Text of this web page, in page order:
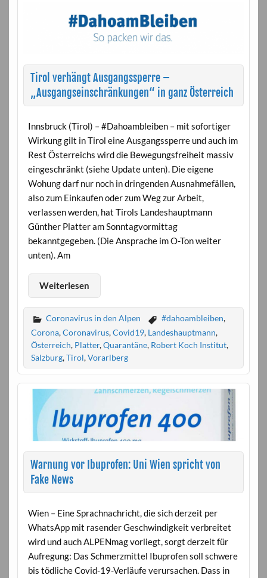
Tirol verhängt Ausgangssperre –
„Ausgangseinschränkungen“ in ganz Österreich
Innsbruck (Tirol) – #Dahoambleiben – mit sofortiger
Wirkung gilt in Tirol eine Ausgangssperre und auch im
Rest Österreichs wird die Bewegungsfreiheit massiv
eingeschränkt (siehe Update unten). Die eigene
Wohung darf nur noch in dringenden Ausnahmefällen,
also zum Einkaufen oder zum Weg zur Arbeit,
verlassen werden, hat Tirols Landeshauptmann
Günther Platter am Sonntagvormittag
bekanntgegeben. (Die Ansprache im O-Ton weiter
unten). Am
Weiterlesen
Coronavirus in den Alpen #dahoambleiben,
Corona,Coronavirus,Covid19, Landeshauptmann,
Österreich, Platter,Quarantäne, Robert Koch Institut,
Salzburg,Tirol,Vorarlberg
Warnung vor Ibuprofen: Uni Wien spricht von
Fake News
Wien – Eine Sprachnachricht, die sich derzeit per
WhatsApp mit rasender Geschwindigkeit verbreitet
wird und auch ALPENmag vorliegt, sorgt derzeit für
Aufregung: Das Schmerzmittel Ibuprofen soll schwere
bis tödliche Covid-19-Verläufe verursachen. Dass in